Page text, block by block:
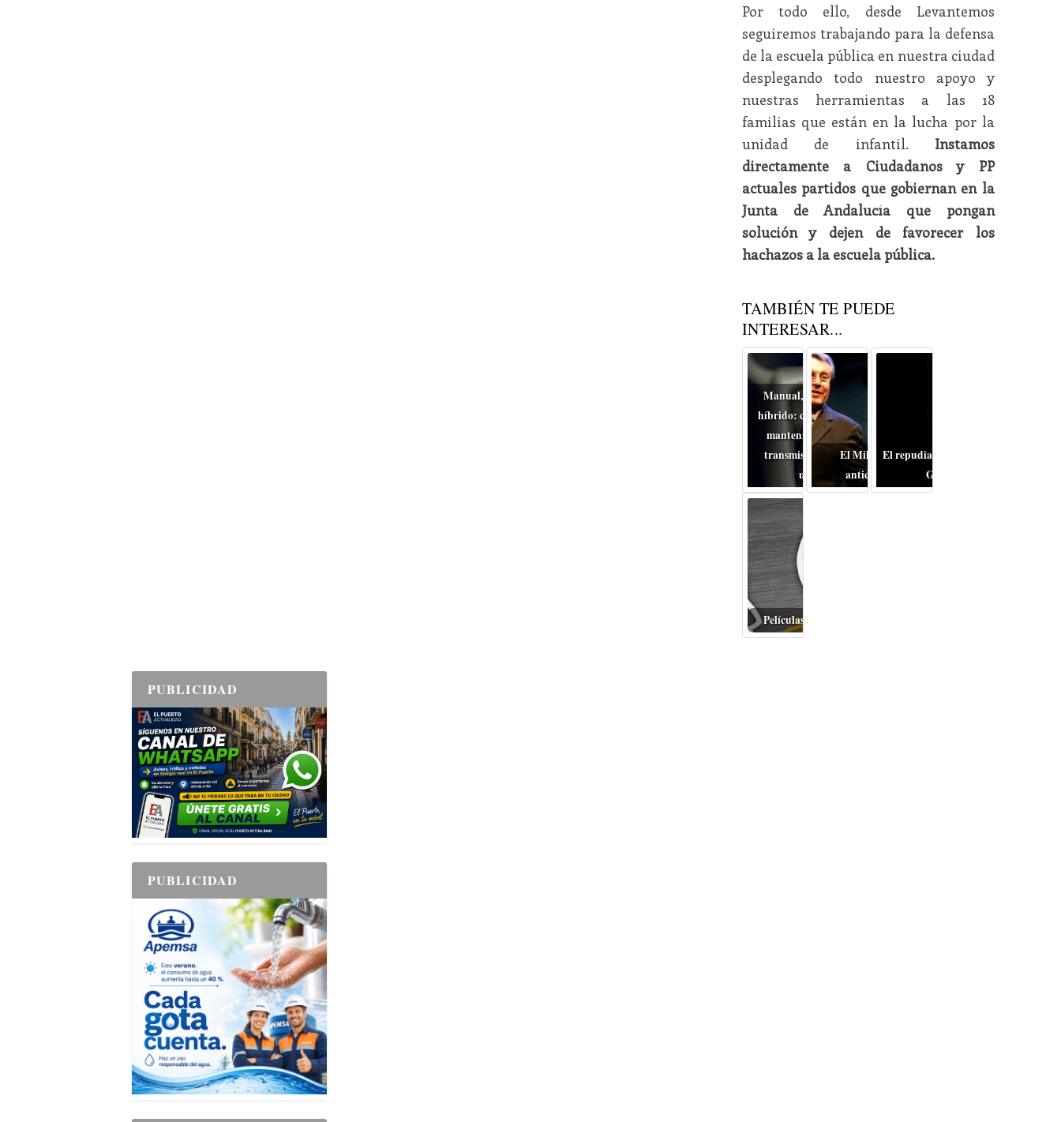
Por todo ello, desde Levantemos
seguiremos trabajando para la defensa
de la escuela pública en nuestra ciudad
desplegando todo nuestro apoyo y
nuestras herramientas a las 18
familias que están en la lucha por la
unidad de infantil. Instamos
directamente a Ciudadanos y PP
actuales partidos que gobiernan en la
Junta de Andalucía que pongan
solución y dejen de favorecer los
hachazos a la escuela pública.
TAMBIÉN TE PUEDE
INTERESAR...
Manual, automático o
híbrido: cómo cambia el
mantenimiento de la
transmisión en coches
usados
El Miloš Forman
anticomunista
El repudiable drama de la
Guerra
Películas inquietantes
PUBLICIDAD
PUBLICIDAD